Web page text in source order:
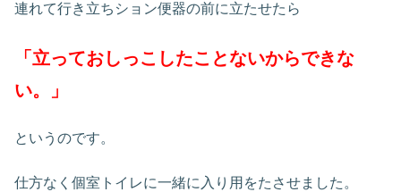
連れて行き立ちション便器の前に立たせたら
「立っておしっこしたことないからできな
い。」
というのです。
仕方なく個室トイレに一緒に入り用をたさせました。